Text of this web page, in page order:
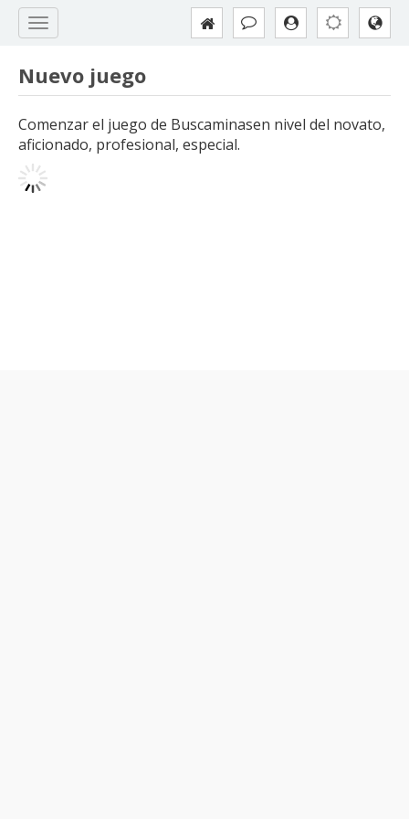
Nuevo juego
Comenzar el juego de Buscaminasen nivel del novato,
aficionado, profesional, especial.